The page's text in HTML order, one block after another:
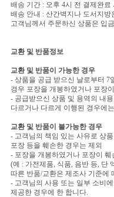
배송 기간 : 오후 4시 전 결제완료
배송 안내 : 산간벽지나 도서지
고객님께서 주문하신 상품은 입
교환 및 반품정보
교환 및 반품이 가능한 경우
- 상품을 공급 받으신 날로부터 7
경우 포장을 개봉하였거나 포장
- 공급받으신 상품 및 용역의 내
다르거나 다르게 이행된 경우에
교환 및 반품이 불가능한 경우
- 고객님의 책임 있는 사유로 상
포장 등을 훼손한 경우는 제외
- 포장을 개봉하였거나 포장이
(예 : 가전제품, 식품, 음반 등, 단
따른 반품/교환은 제조사 기준에
- 고객님의 사용 또는 일부 소비
제공한 경우에 한 합니다.